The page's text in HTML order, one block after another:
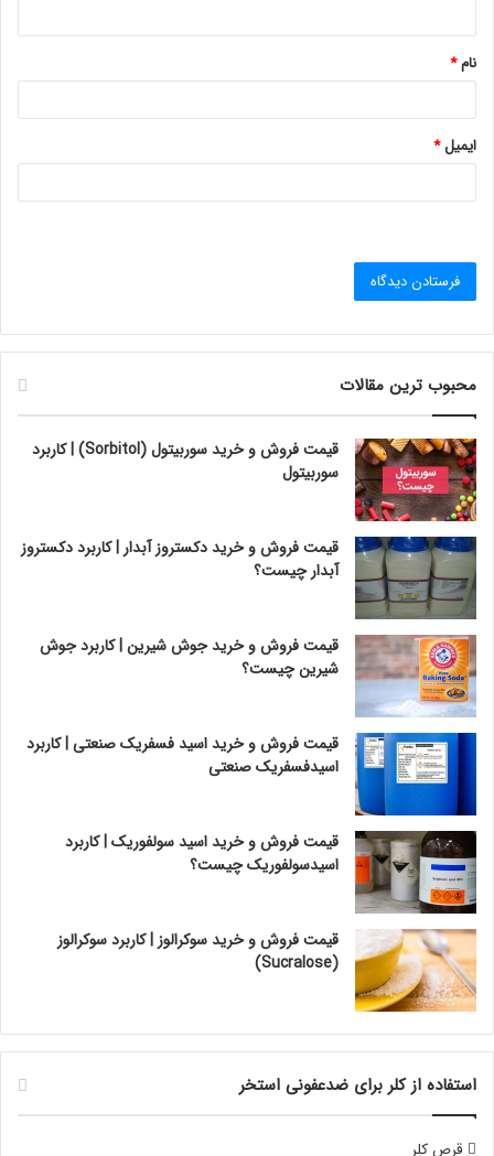
*
نام*
ایمیل*
محبوب ترین مقالات
قیمت فروش و خرید سوربیتول (Sorbitol) | کاربرد
سوربیتول
قیمت فروش و خرید دکستروز آبدار | کاربرد دکستروز
آبدار چیست؟
قیمت فروش و خرید جوش شیرین | کاربرد جوش
شیرین چیست؟
قیمت فروش و خرید اسید فسفریک صنعتی | کاربرد
اسیدفسفریک صنعتی
قیمت فروش و خرید اسید سولفوریک | کاربرد
اسیدسولفوریک چیست؟
قیمت فروش و خرید سوکرالوز | کاربرد سوکرالوز
(Sucralose)
استفاده از کلر برای ضدعفونی استخر
قرص کلر